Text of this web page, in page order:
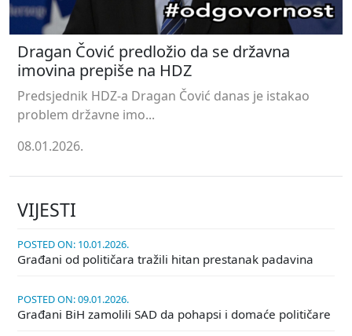
Dragan Čović predložio da se državna
imovina prepiše na HDZ
Predsjednik HDZ-a Dragan Čović danas je istakao
problem državne imo...
08.01.2026.
VIJESTI
POSTED ON: 10.01.2026.
Građani od političara tražili hitan prestanak padavina
POSTED ON: 09.01.2026.
Građani BiH zamolili SAD da pohapsi i domaće političare